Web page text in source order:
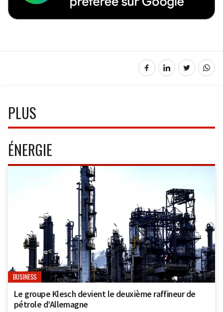
PLUS
ÉNERGIE
BUSINESS
Le groupe Klesch devient le deuxième raffineur de
pétrole d’Allemagne